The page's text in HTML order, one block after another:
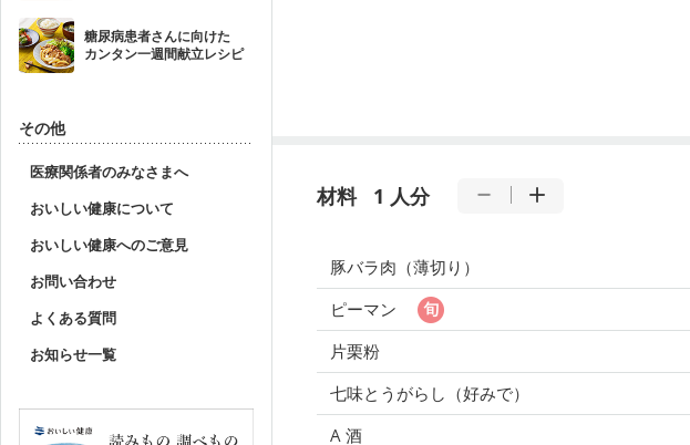
糖尿病患者さんに向けた
カンタン一週間献立レシピ
その他
医療関係者のみなさまへ
おいしい健康について
おいしい健康へのご意見
お問い合わせ
よくある質問
お知らせ一覧
材料 1 人分
豚バラ肉（薄切り）
ピーマン
片栗粉
七味とうがらし（好みで）
A 酒